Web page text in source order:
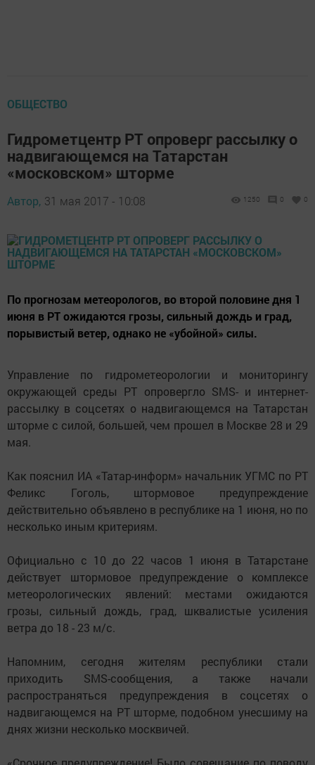
ОБЩЕСТВО
Гидрометцентр РТ опроверг рассылку о
надвигающемся на Татарстан
«московском» шторме
Автор, 31 мая 2017 - 10:08 1250 0 0
По прогнозам метеорологов, во второй половине дня 1
июня в РТ ожидаются грозы, сильный дождь и град,
порывистый ветер, однако не «убойной» силы.
Управление по гидрометеорологии и мониторингу
окружающей среды РТ опровергло SMS- и интернет-
рассылку в соцсетях о надвигающемся на Татарстан
шторме с силой, большей, чем прошел в Москве 28 и 29
мая.
Как пояснил ИА «Татар-информ» начальник УГМС по РТ
Феликс Гоголь, штормовое предупреждение
действительно объявлено в республике на 1 июня, но по
несколько иным критериям.
Официально с 10 до 22 часов 1 июня в Татарстане
действует штормовое предупреждение о комплексе
метеорологических явлений: местами ожидаются
грозы, сильный дождь, град, шквалистые усиления
ветра до 18 - 23 м/с.
Напомним, сегодня жителям республики стали
приходить SMS-сообщения, а также начали
распространяться предупреждения в соцсетях о
надвигающемся на РТ шторме, подобном унесшиму на
днях жизни несколько москвичей.